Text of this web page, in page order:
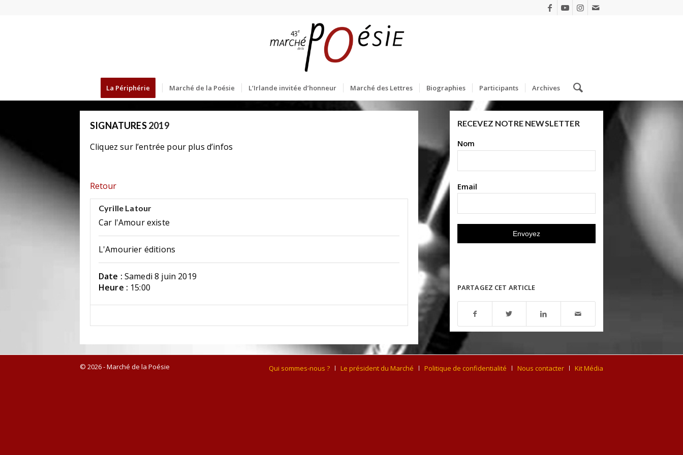
La Périphérie Marché de la Poésie L’Irlande invitée d’honneur Marché des Lettres Biographies Participants Archives
SIGNATURES2019
Cliquez sur l’entrée pour plus d’infos
Retour
Cyrille Latour
Car l'Amour existe
L'Amourier éditions
Date : Samedi 8 juin 2019
Heure : 15:00
RECEVEZ NOTRE NEWSLETTER
Nom
Email
PARTAGEZ CET ARTICLE
© 2026 - Marché de la Poésie Qui sommes-nous ? Le président du Marché Politique de confidentialité Nous contacter Kit Média